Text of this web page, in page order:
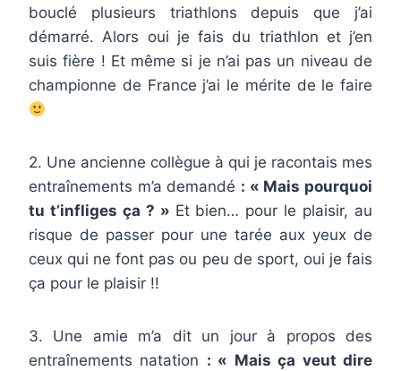
bouclé plusieurs triathlons depuis que j’ai
démarré. Alors oui je fais du triathlon et j’en
suis fière ! Et même si je n’ai pas un niveau de
championne de France j’ai le mérite de le faire
2. Une ancienne collègue à qui je racontais mes
entraînements m’a demandé : « Mais pourquoi
tu t’infliges ça ? » Et bien… pour le plaisir, au
risque de passer pour une tarée aux yeux de
ceux qui ne font pas ou peu de sport, oui je fais
ça pour le plaisir !!
3. Une amie m’a dit un jour à propos des
entraînements natation : « Mais ça veut dire